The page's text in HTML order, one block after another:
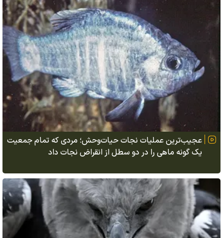
عجیب‌ترین عملیات نجات حیات‌وحش؛ مردی که تمام جمعیت
یک گونه ماهی را در دو سطل از انقراض نجات داد